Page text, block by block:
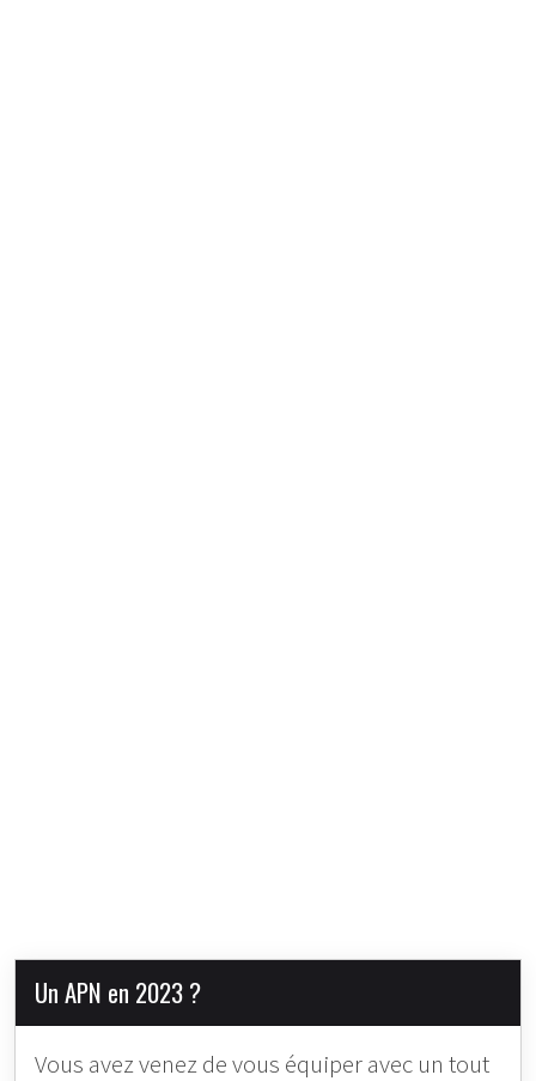
Un APN en 2023 ?
Vous avez venez de vous équiper avec un tout